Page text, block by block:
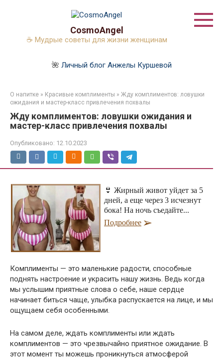
CosmoAngel
☕ Мудрые советы для жизни женщинам
🌺 Личный блог Анжелы Куршевой
О напитке » Красивые комплименты » Жду комплиментов: ловушки
ожидания и мастер-класс привлечения похвалы
Жду комплиментов: ловушки ожидания и
мастер-класс привлечения похвалы
Опубликовано: 12.10.2023
👙 Жирный живот уйдет за 5
дней, а еще через 3 исчезнут
бока! На ночь съедайте...
Подробнее
Комплименты — это маленькие радости, способные
поднять настроение и украсить нашу жизнь. Ведь когда
мы услышим приятные слова о себе, наше сердце
начинает биться чаще, улыбка распускается на лице, и мы
ощущаем себя особенными.
На самом деле, ждать комплименты или ждать
комплиментов — это чрезвычайно приятное ожидание. В
этот момент ты можешь проникнуться атмосферой